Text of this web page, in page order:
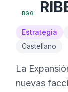
BGG
Estrategia
Castellano
La
nuevas